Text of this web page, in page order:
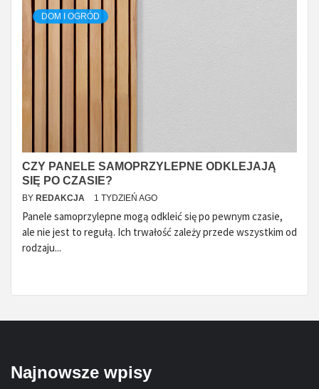
DOM I OGRÓD
CZY PANELE SAMOPRZYLEPNE ODKLEJAJĄ
SIĘ PO CZASIE?
BY REDAKCJA 1 TYDZIEŃ AGO
Panele samoprzylepne mogą odkleić się po pewnym czasie,
ale nie jest to regułą. Ich trwałość zależy przede wszystkim od
rodzaju...
Najnowsze wpisy